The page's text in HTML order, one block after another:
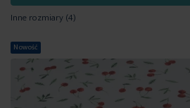
Inne rozmiary(4)
Nowość